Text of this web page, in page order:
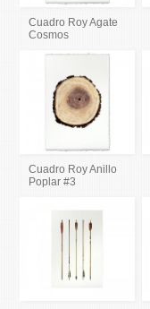
Cuadro Roy Agate
Cosmos
Cuadro Roy Anillo
Poplar #3